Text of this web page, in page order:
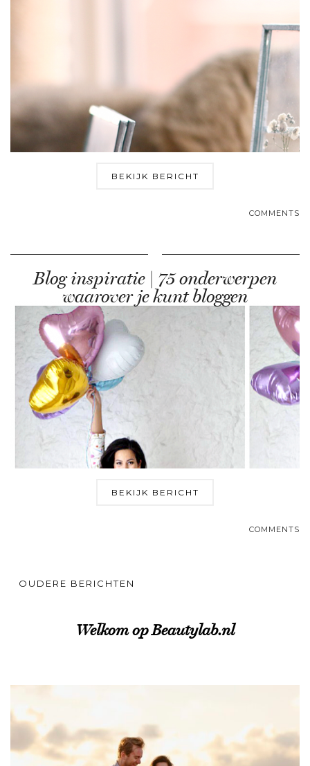
BEKIJK BERICHT
COMMENTS
Blog inspiratie | 75 onderwerpen
waarover je kunt bloggen
BEKIJK BERICHT
COMMENTS
OUDERE BERICHTEN
Welkom op Beautylab.nl